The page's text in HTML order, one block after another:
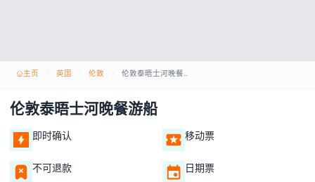
主页 英国 伦敦 伦敦泰晤士河晚餐游船
伦敦泰晤士河晚餐游船
即时确认 移动票
不可退款 日期票